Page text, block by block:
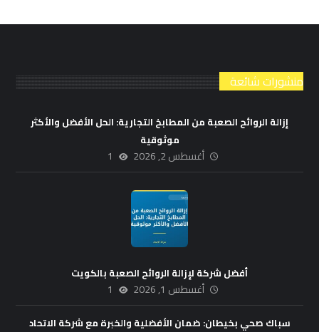
منشورات شائعة
إزالة الروائح الصعبة من المطابخ التجارية: الحل الأفضل والأكثر
موثوقية
أغسطس 2, 2026 1
أفضل شركة لإزالة الروائح الصعبة بالكويت
أغسطس 1, 2026 1
سباك صحي بخيطان: ضمان الأفضلية والخبرة مع شركة الاتحاد